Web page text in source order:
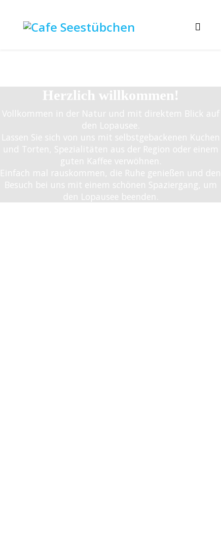
Herzlich willkommen!
Vollkommen in der Natur und mit direktem Blick auf
den Lopausee.
Lassen Sie sich von uns mit selbstgebackenen Kuchen
und Torten, Spezialitäten aus der Region oder einem
guten Kaffee verwöhnen.
Einfach mal rauskommen, die Ruhe genießen und den
Besuch bei uns mit einem schönen Spaziergang, um
den Lopausee beenden.